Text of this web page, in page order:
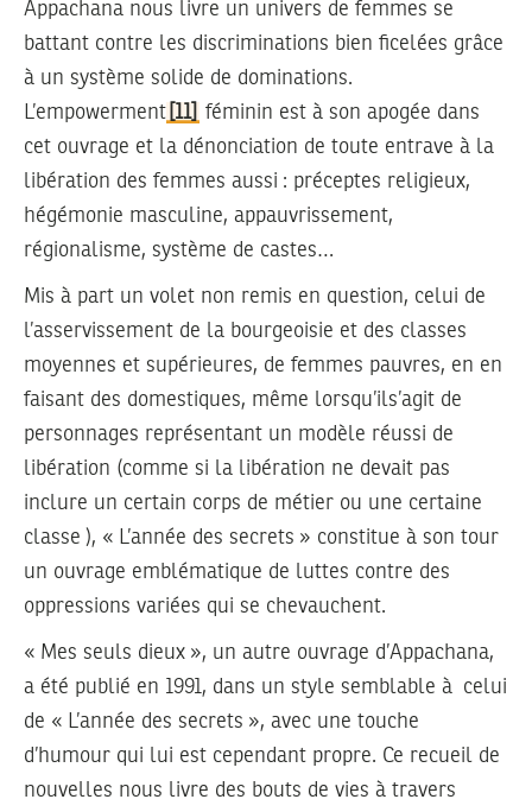
Appachana nous livre un univers de femmes se
battant contre les discriminations bien ficelées grâce
à un système solide de dominations.
L’empowerment [11]
féminin est à son apogée dans
cet ouvrage et la dénonciation de toute entrave à la
libération des femmes aussi : préceptes religieux,
hégémonie masculine, appauvrissement,
régionalisme, système de castes…
Mis à part un volet non remis en question, celui de
l’asservissement de la bourgeoisie et des classes
moyennes et supérieures, de femmes pauvres, en en
faisant des domestiques, même lorsqu’ils’agit de
personnages représentant un modèle réussi de
libération (comme si la libération ne devait pas
inclure un certain corps de métier ou une certaine
classe ), « L’année des secrets » constitue à son tour
un ouvrage emblématique de luttes contre des
oppressions variées qui se chevauchent.
« Mes seuls dieux », un autre ouvrage d’Appachana,
a été publié en 1991, dans un style semblable à celui
de « L’année des secrets », avec une touche
d’humour qui lui est cependant propre. Ce recueil de
nouvelles nous livre des bouts de vies à travers